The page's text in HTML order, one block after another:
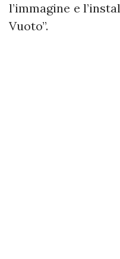
l’immagine e
Vuoto”.